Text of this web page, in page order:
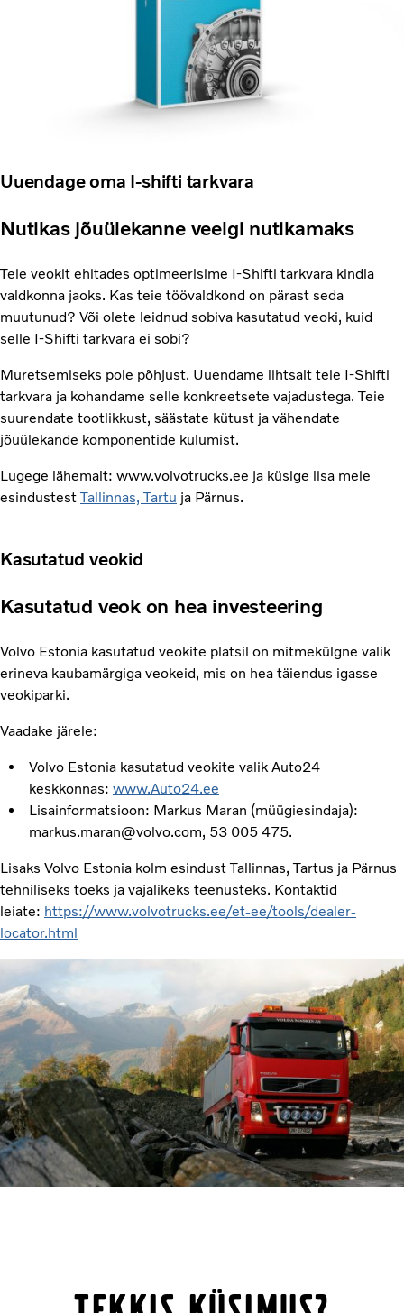
Uuendage oma I-shifti tarkvara
Nutikas jõuülekanne veelgi nutikamaks
Teie veokit ehitades optimeerisime I-Shifti tarkvara kindla
valdkonna jaoks. Kas teie töövaldkond on pärast seda
muutunud? Või olete leidnud sobiva kasutatud veoki, kuid
selle I-Shifti tarkvara ei sobi?
Muretsemiseks pole põhjust. Uuendame lihtsalt teie I-Shifti
tarkvara ja kohandame selle konkreetsete vajadustega. Teie
suurendate tootlikkust, säästate kütust ja vähendate
jõuülekande komponentide kulumist.
Lugege lähemalt: www.volvotrucks.ee ja küsige lisa meie
esindustestTallinnas, Tartu ja Pärnus.
Kasutatud veokid
Kasutatud veok on hea investeering
Volvo Estonia kasutatud veokite platsil on mitmekülgne valik
erineva kaubamärgiga veokeid, mis on hea täiendus igasse
veokiparki.
Vaadake järele:
Volvo Estonia kasutatud veokite valik Auto24
keskkonnas: www.Auto24.ee
Lisainformatsioon: Markus Maran (müügiesindaja):
markus.maran@volvo.com, 53 005 475.
Lisaks Volvo Estonia kolm esindust Tallinnas, Tartus ja Pärnus
tehniliseks toeks ja vajalikeks teenusteks. Kontaktid
leiate: https://www.volvotrucks.ee/et-ee/tools/dealer-
locator.html